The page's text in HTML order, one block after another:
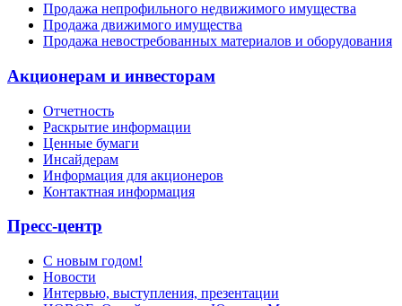
Продажа непрофильного недвижимого имущества
Продажа движимого имущества
Продажа невостребованных материалов и оборудования
Акционерам и инвесторам
Отчетность
Раскрытие информации
Ценные бумаги
Инсайдерам
Информация для акционеров
Контактная информация
Пресс-центр
С новым годом!
Новости
Интервью, выступления, презентации